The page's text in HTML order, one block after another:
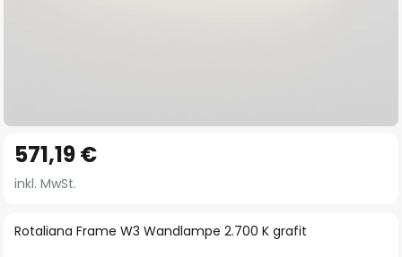
Anfang
der
springen
Rotaliana Frame W3 Wandlampe 2.700 K grafit
571,19 €
inkl. MwSt.